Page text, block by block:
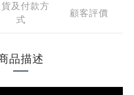
及付款方
式
顧客評價
品描述